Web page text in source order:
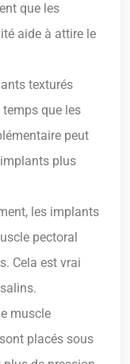
que les
aide à attire le
texturés
que les
peut
plus
les implants
pectoral
Cela est vrai
muscle
placés sous